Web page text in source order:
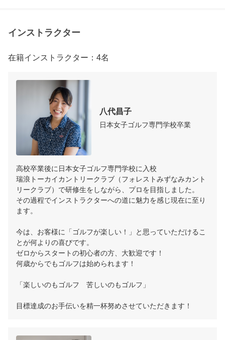
インストラクター
在籍インストラクター：4名
八代昌子
日本女子ゴルフ専門学校卒業
高校卒業後に日本女子ゴルフ専門学校に入校
瑞浪トーカイカントリークラブ（フォレストみずなみカント
リークラブ）で研修生をしながら、プロを目指しました。
その過程でインストラクターへの道に魅力を感じ現在に至り
ます。
今は、お客様に「ゴルフが楽しい！」と思っていただけるこ
とが何よりの喜びです。
ゼロからスタートの初心者の方、大歓迎です！
何歳からでもゴルフは始められます！
「楽しいのもゴルフ　苦しいのもゴルフ」
目標達成のお手伝いを精一杯努めさせていただきます！